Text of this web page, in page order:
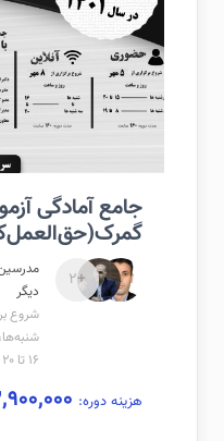
جامع آمادگی
+۲
دیگر
شروع
۱۶ تا ۲۰
هزینه دوره: